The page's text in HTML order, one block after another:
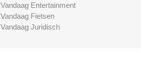
Vandaag Entertainment
Vandaag Fietsen
Vandaag Juridisch